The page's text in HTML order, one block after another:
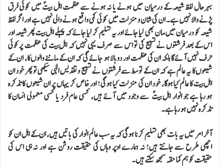
بہرحال لفظ شیعہ کے درمیان میں ہونے یا نہ ہونے سے عظمت اہل بیتؑ میں کوئی فرق
پڑنے والا نہیں ہے۔ ان کی شان و منزلت میں کوئی کمی واقع ہونے والی نہیں ہے اور اگر لفظ
شیعہ کو درمیان میں مان بھی لیا جائے اور یہ تسلیم کر لیا جائے کہ پہلے اہل بیت پھر شیعہ اور
اس کے بعد فرشتوں نے تسبیح کی تو اس سے صرف یہی نہیں کہ اہل بیت کی عظمت پرکوئی
حرف نہیں آئے گا بلکہ ان کی عظمت اور دوبالا ہو جائے گی کہ ان کے ماننے والوں کا، ان کے
شیعوں کا یہ عالم ہے کہ ان کے توسط سے فرشتوں نے تسبیح و تقدیس الٰہی سیکھی تو پھر خود ان
اہل بیت کا عالم کیا ہوگا، خود ان کی منزلت کیا ہوگی؛ اور خاص کر یہاں پر ان شیعوں کا تذکرہ
ہو رہا ہے جو انوار اہل بیتؑ سے وجود میں آئے ہیں، کسی عام فرد یا کسی معمولی انسان کا
تذکرہ نہیں ہو رہا ہے۔
آخر امر میں یہ بات بھی تسلیم کرنا ہوگی کہ یہ سب عالم انوار کی باتیں ہیں، ان کے اہل ان کو
اچھی طرح سے جانتے ہیں؛ نہ ہمارے اوپر وہاں کی حقیقت روشن ہے اور نہ ہی اس کی
حقیقت کو ہم کما حقہ سمجھ سکتے ہیں۔